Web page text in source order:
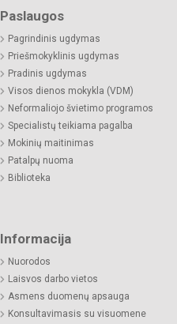
Paslaugos
Pagrindinis ugdymas
Priešmokyklinis ugdymas
Pradinis ugdymas
Visos dienos mokykla (VDM)
Neformaliojo švietimo programos
Specialistų teikiama pagalba
Mokinių maitinimas
Patalpų nuoma
Biblioteka
Informacija
Nuorodos
Laisvos darbo vietos
Asmens duomenų apsauga
Konsultavimasis su visuomene